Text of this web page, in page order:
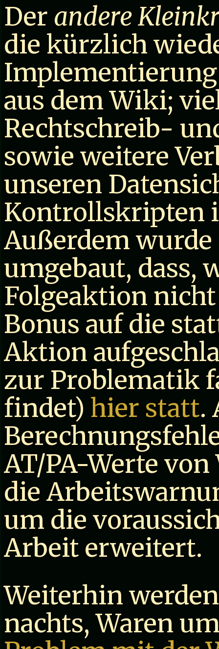
Der andere
die kürzlich
aus dem Wiki;
Rechtschreib-
sowie weitere
unseren
Kontrollskripten
Außerdem
umgebaut, dass,
Folgeaktion
Bonus auf die
Aktion
zur Problematik
findet) hier statt.
AT/PA-Werte
die
um die
Arbeit erweitert.
Weiterhin
nachts, Waren